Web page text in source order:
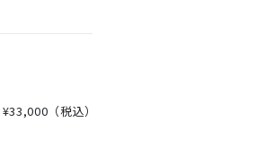
¥33,000 （税込）